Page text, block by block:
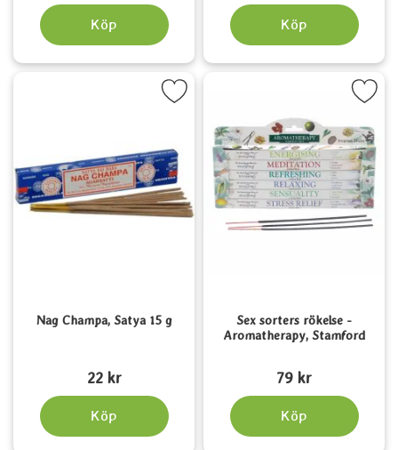
Köp Köp
Nag Champa, Satya 15 g
22 kr
Köp
Markera nag Champa, Satya 15 g som favorit
Sex sorters rökelse -
Aromatherapy, Stamford
79 kr
Köp
Markera sex sorters rökelse -